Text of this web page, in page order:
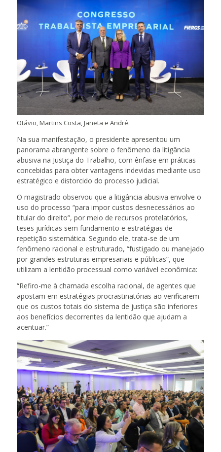
Otávio, Martins Costa, Janeta e André.
Na sua manifestação, o presidente apresentou um
panorama abrangente sobre o fenômeno da litigância
abusiva na Justiça do Trabalho, com ênfase em práticas
concebidas para obter vantagens indevidas mediante uso
estratégico e distorcido do processo judicial.
O magistrado observou que a litigância abusiva envolve o
uso do processo “para impor custos desnecessários ao
titular do direito”, por meio de recursos protelatórios,
teses jurídicas sem fundamento e estratégias de
repetição sistemática. Segundo ele, trata-se de um
fenômeno racional e estruturado, “fustigado ou manejado
por grandes estruturas empresariais e públicas”, que
utilizam a lentidão processual como variável econômica:
“Refiro-me à chamada escolha racional, de agentes que
apostam em estratégias procrastinatórias ao verificarem
que os custos totais do sistema de justiça são inferiores
aos benefícios decorrentes da lentidão que ajudam a
acentuar.”